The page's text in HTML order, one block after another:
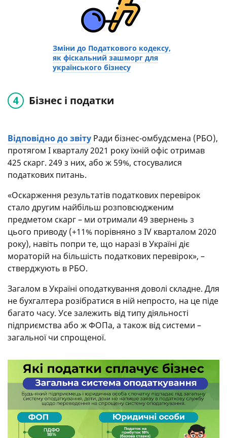
Зміни до Податкового кодексу,
як фіскальний зашморг для
українського бізнесу
Бізнес і податки
Відповідно до звіту Ради бізнес-омбудсмена (РБО),
протягом I кварталу 2021 року їхній офіс отримав
425 скарг. 249 з них, або ж 59%, стосувалися
податкових питань.
«Оскарження результатів податкових перевірок
стало другим найбільш розповсюдженим
предметом скарг – ми отримали 49 звернень з
цього приводу (+11% порівняно з ІV кварталом 2020
року), навіть попри те, що наразі в Україні діє
мораторій на більшість податкових перевірок», –
стверджують в РБО.
Загалом в Україні оподаткування доволі складне. Для
не бухгалтера розібратися в ній непросто, на це піде
багато часу. Усе залежить від типу діяльності
підприємства або ж ФОПа, а також від системи –
загальної чи спрощеної.